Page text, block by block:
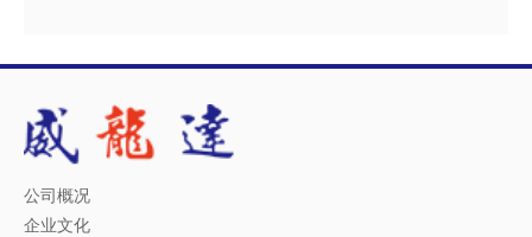
公司概况
企业文化